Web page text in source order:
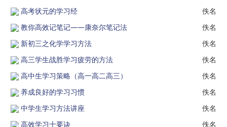
高考状元的学习经
佚名
教你高效记笔记——康奈尔笔记法
佚名
新初三之化学学习方法
佚名
高三学生战胜学习疲劳的方法
佚名
高中生学习策略（高一高二高三）
佚名
养成良好的学习习惯
佚名
中学生学习方法讲座
佚名
高效学习十要诀
佚名